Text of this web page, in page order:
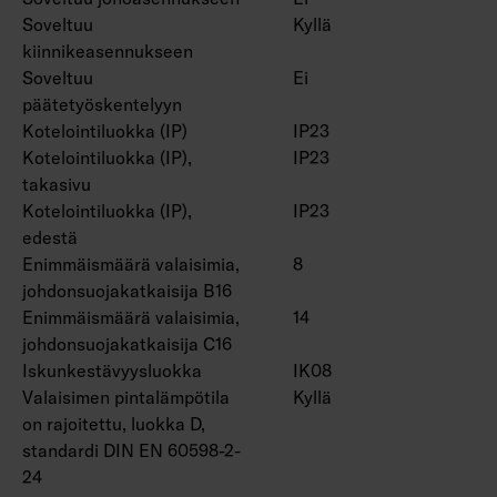
IK08.
On/off, Dali-2, jossa suorapainikeohjaus (230V)
ja Casambi-ohjaus.
Suorapainikeohjauksessa käytettävien
valaisinten enimmäismäärä yhdessä ryhmässä
on 50 kpl.
Käyttöympäristön lämpötila -20 … 25 °C,
soveltuu sisäkäyttöön.
Hyötyelinikä L70 > 100 000 h (Ta25°C).
Hyötyelinikä L80 100 000 h (Ta25°C).
DAS = Kaksoisasymmetrinen (hyllyoptiikka),
ACMP = Akryyli mikroprisma, PCO =
Polykarbonaatti opaali
Lisätarvikkeina matalaluminanssiritilät
4338576 (1250 mm) ja 4338577 (1550 mm),
Soveltuu
kiinnikeasennukseen
Kyllä
Soveltuu
päätetyöskentelyyn
Ei
Kotelointiluokka (IP)
IP23
Kotelointiluokka (IP),
takasivu
IP23
Kotelointiluokka (IP),
edestä
IP23
Enimmäismäärä valaisimia,
johdonsuojakatkaisija B16
8
Enimmäismäärä valaisimia,
johdonsuojakatkaisija C16
14
Iskunkestävyysluokka
IK08
Valaisimen pintalämpötila
on rajoitettu, luokka D,
standardi DIN EN 60598-2-
24
Kyllä